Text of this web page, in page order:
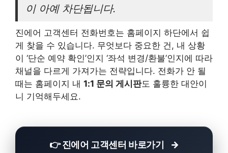
이 아예 차단됩니다.
진에어 고객센터 전화번호는 홈페이지 하단에서 쉽
게 찾을 수 있습니다. 무엇보다 중요한 건, 내 상황
이 ‘단순 예약 확인’인지 ‘좌석 변경/환불’인지에 따라
채널을 다르게 가져가는 전략입니다. 전화가 안 될
때는 홈페이지 내 1:1 문의 게시판도 훌륭한 대안이
니 기억해두세요.
👉 진에어 고객센터 바로가기